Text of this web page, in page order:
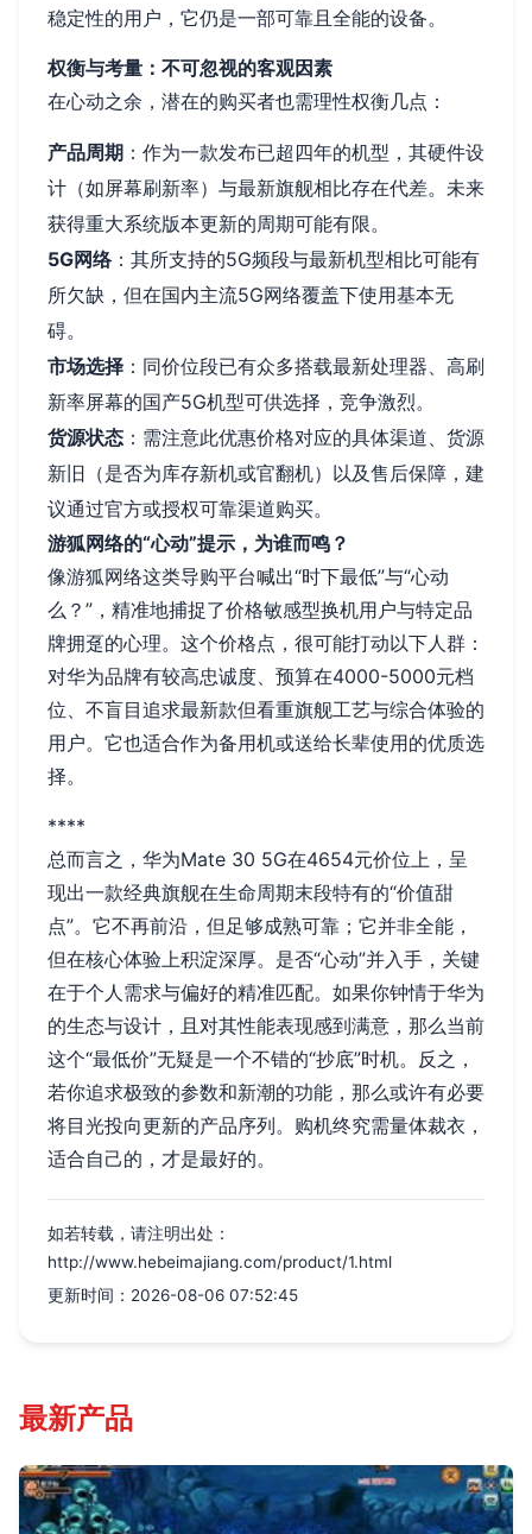
稳定性的用户，它仍是一部可靠且全能的设备。
权衡与考量：不可忽视的客观因素
在心动之余，潜在的购买者也需理性权衡几点：
产品周期 ：作为一款发布已超四年的机型，其硬件设
计（如屏幕刷新率）与最新旗舰相比存在代差。未来
获得重大系统版本更新的周期可能有限。
5G网络：其所支持的5G频段与最新机型相比可能有
所欠缺，但在国内主流5G网络覆盖下使用基本无
碍。
市场选择 ：同价位段已有众多搭载最新处理器、高刷
新率屏幕的国产5G机型可供选择，竞争激烈。
货源状态 ：需注意此优惠价格对应的具体渠道、货源
新旧（是否为库存新机或官翻机）以及售后保障，建
议通过官方或授权可靠渠道购买。
游狐网络的“心动”提示，为谁而鸣？
像游狐网络这类导购平台喊出“时下最低”与“心动
么？”，精准地捕捉了价格敏感型换机用户与特定品
牌拥趸的心理。这个价格点，很可能打动以下人群：
对华为品牌有较高忠诚度、预算在4000-5000元档
位、不盲目追求最新款但看重旗舰工艺与综合体验的
用户。它也适合作为备用机或送给长辈使用的优质选
择。
****
总而言之，华为Mate 30 5G在4654元价位上，呈
现出一款经典旗舰在生命周期末段特有的“价值甜
点”。它不再前沿，但足够成熟可靠；它并非全能，
但在核心体验上积淀深厚。是否“心动”并入手，关键
在于个人需求与偏好的精准匹配。如果你钟情于华为
的生态与设计，且对其性能表现感到满意，那么当前
这个“最低价”无疑是一个不错的“抄底”时机。反之，
若你追求极致的参数和新潮的功能，那么或许有必要
将目光投向更新的产品序列。购机终究需量体裁衣，
适合自己的，才是最好的。
如若转载，请注明出处：
http://www.hebeimajiang.com/product/1.html
更新时间：2026-08-06 07:52:45
最新产品